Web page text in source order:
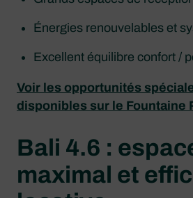
Énergies renouvelables et
Excellent équilibre confort /
Voir les opportunités
disponibles sur le Fountaine
Bali 4.6 :
maximal et